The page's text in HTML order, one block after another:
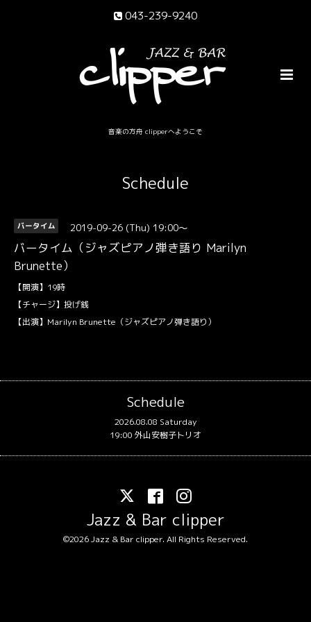
043-239-9240
音楽の方舟 clipperへようこそ
Schedule
バータイム 2019-09-26 (Thu) 19:00～
バータイム（ジャズピアノ弾き語り Marilyn
Brunette）
【開演】19時
【チャージ】投げ銭
【出演】Marilyn Brunette（ジャズピアノ弾き語り）
Schedule
2026.08.08 Saturday
19:00 外山安樹子トリオ
Jazz & Bar clipper
©2026Jazz & Bar clipper. All Rights Reserved.